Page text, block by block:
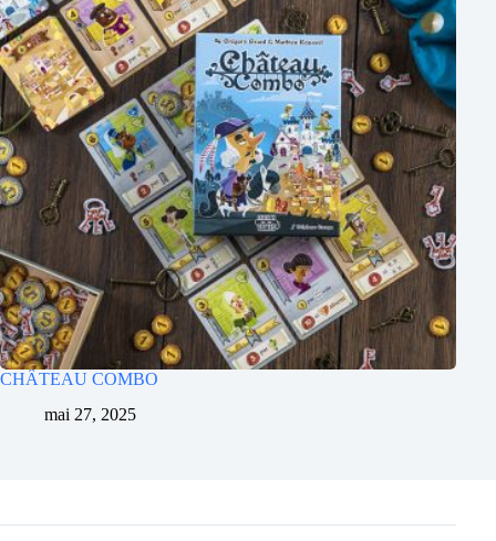
CHÂTEAU COMBO
mai 27, 2025